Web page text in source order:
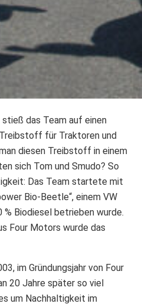
das Team auf einen
für Traktoren und
diesen Treibstoff in einem
sich Tom und Smudo? So
Das Team startete mit
Bio-Beetle“, einem VW
Biodiesel betrieben wurde.
Four Motors wurde das
im Gründungsjahr von Four
20 Jahre später so viel
um Nachhaltigkeit im